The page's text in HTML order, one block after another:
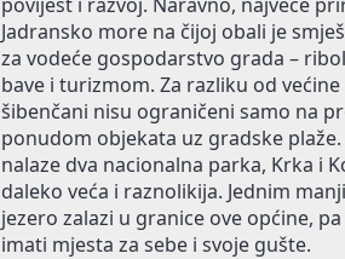
Jadransko more na čijoj obali je
za vodeće gospodarstvo grada –
bave i turizmom. Za razliku od
šibenčani nisu ograničeni samo na
ponudom objekata uz gradske
nalaze dva nacionalna parka, Krka i
daleko veća i raznolikija. Jednim
jezero zalazi u granice ove općine,
imati mjesta za sebe i svoje gušte.